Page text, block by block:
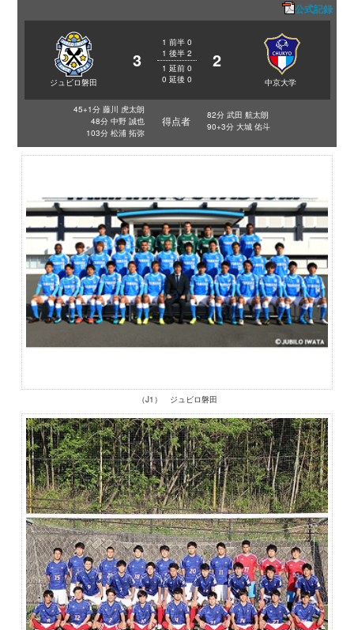
公式記録
ジュビロ磐田
3
1 前半 0
1 後半 2
1 延前 0
0 延後 0
2
中京大学
45+1分 藤川 虎太朗
48分 中野 誠也
103分 松浦 拓弥
得点者
82分 武田 航太朗
90+3分 大城 佑斗
（J1） ジュビロ磐田